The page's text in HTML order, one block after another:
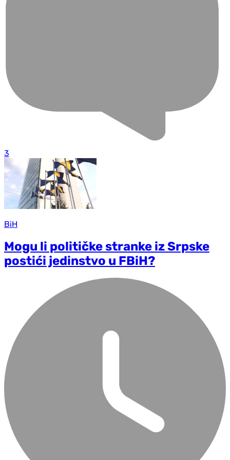
3
BiH
Mogu li političke stranke iz Srpske
postići jedinstvo u FBiH?